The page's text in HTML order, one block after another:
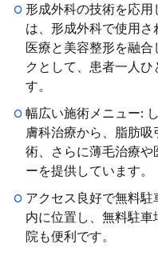
形成外科の技術を応用
は、形成外科で使用さ
医療と美容整形を融
クとして、患者一人ひ
す。
幅広い施術メニュー:
膚科治療から、脂肪
術、さらに薄毛治療や
ーを提供しています。
アクセス良好で無料駐
内に位置し、無料駐
院も便利です。